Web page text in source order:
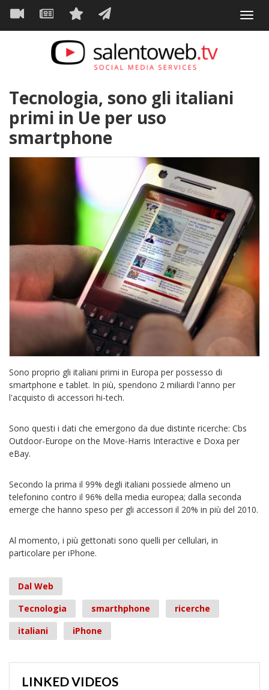
Salta
contenuto
Navigazione
principale
Tecnologia, sono gli italiani
primi in Ue per uso
smartphone
Sono proprio gli italiani primi in Europa per possesso di
smartphone e tablet. In più, spendono 2 miliardi l'anno per
l'acquisto di accessori hi-tech.
Sono questi i dati che emergono da due distinte ricerche: Cbs
Outdoor-Europe on the Move-Harris Interactive e Doxa per
eBay.
Secondo la prima il 99% degli italiani possiede almeno un
telefonino contro il 96% della media europea; dalla seconda
emerge che hanno speso per gli accessori il 20% in più del 2010.
Al momento, i più gettonati sono quelli per cellulari, in
particolare per iPhone.
Dal Web
Tecnologia
smarthphone
ricerche
italiani
iPhone
LINKED VIDEOS